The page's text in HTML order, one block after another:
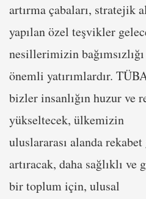
artırma çabaları, stratejik
yapılan özel teşvikler
nesillerimizin
önemli yatırımlardır.
bizler insanlığın huzur ve
yükseltecek, ülkemizin
uluslararası alanda
artıracak, daha sağlıklı ve
bir toplum için, ulusal